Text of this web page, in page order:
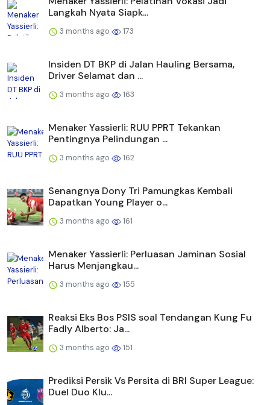
Langkah Nyata Siapk...
3 months ago 173
Insiden DT BKP di Jalan Hauling Bersama,
Driver Selamat dan ...
3 months ago 163
Menaker Yassierli: RUU PPRT Tekankan
Pentingnya Pelindungan ...
3 months ago 162
Senangnya Dony Tri Pamungkas Kembali
Dapatkan Young Player o...
3 months ago 161
Menaker Yassierli: Perluasan Jaminan Sosial
Harus Menjangkau...
3 months ago 155
Reaksi Eks Bos PSIS soal Tendangan Kung Fu
Fadly Alberto: Ja...
3 months ago 151
Prediksi Persik Vs Persita di BRI Super League:
Duel Duo Klu...